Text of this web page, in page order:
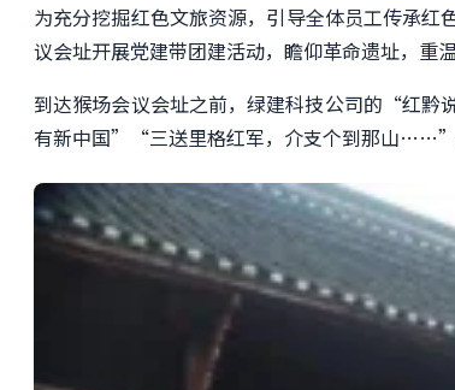
为充分挖掘红色文旅资源，引导全体员工传承红
议会址开展党建带团建活动， 瞻仰革命遗址， 重
到达猴场会议会址之前，绿建科技公司的 “红黔
有新中国”“三送里格红军，介支个到那山……”